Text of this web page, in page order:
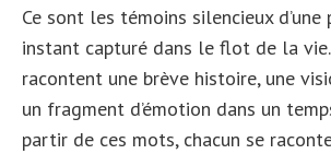
Ce sont les témoins silencieux d’une
instant capturé dans le flot de la
racontent une brève histoire, une
un fragment d’émotion dans un
partir de ces mots, chacun se